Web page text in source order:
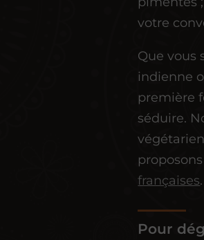
votre
Que vous
indienne
première
séduire.
françaises.
Pour